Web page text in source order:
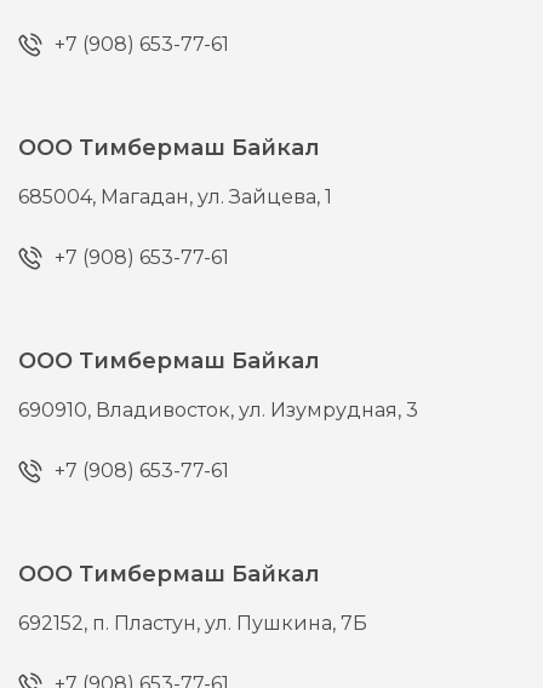
+7 (908) 653-77-61
ООО Тимбермаш Байкал
685004, Магадан,ул. Зайцева, 1
+7 (908) 653-77-61
ООО Тимбермаш Байкал
690910, Владивосток,ул. Изумрудная, 3
+7 (908) 653-77-61
ООО Тимбермаш Байкал
692152, п. Пластун,ул. Пушкина, 7Б